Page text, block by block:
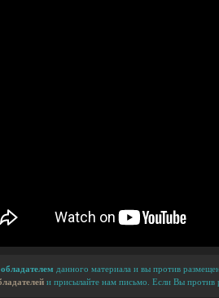
данного материала и вы против
и присылайте нам письмо. Если Вы против